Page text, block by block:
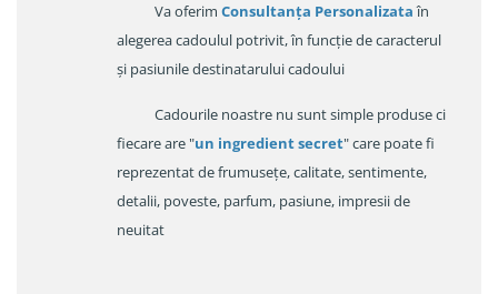
Va oferim Consultanța Personalizataîn
alegerea cadoulul potrivit, în funcție de caracterul
și pasiunile destinatarului cadoului
Cadourile noastre nu sunt simple produse ci
fiecare are "un ingredient secret" care poate fi
reprezentat de frumusețe, calitate, sentimente,
detalii, poveste, parfum, pasiune, impresii de
neuitat